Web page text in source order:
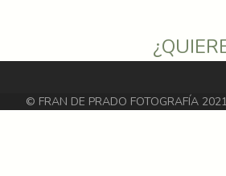
© FRAN DE PRADO FOTOGRAFÍA